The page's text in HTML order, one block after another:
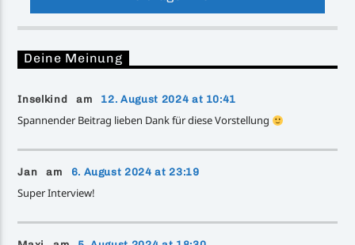
Deine Meinung
Inselkind am 12. August 2024 at 10:41
Spannender Beitrag lieben Dank für diese Vorstellung
Jan am 6. August 2024 at 23:19
Super Interview!